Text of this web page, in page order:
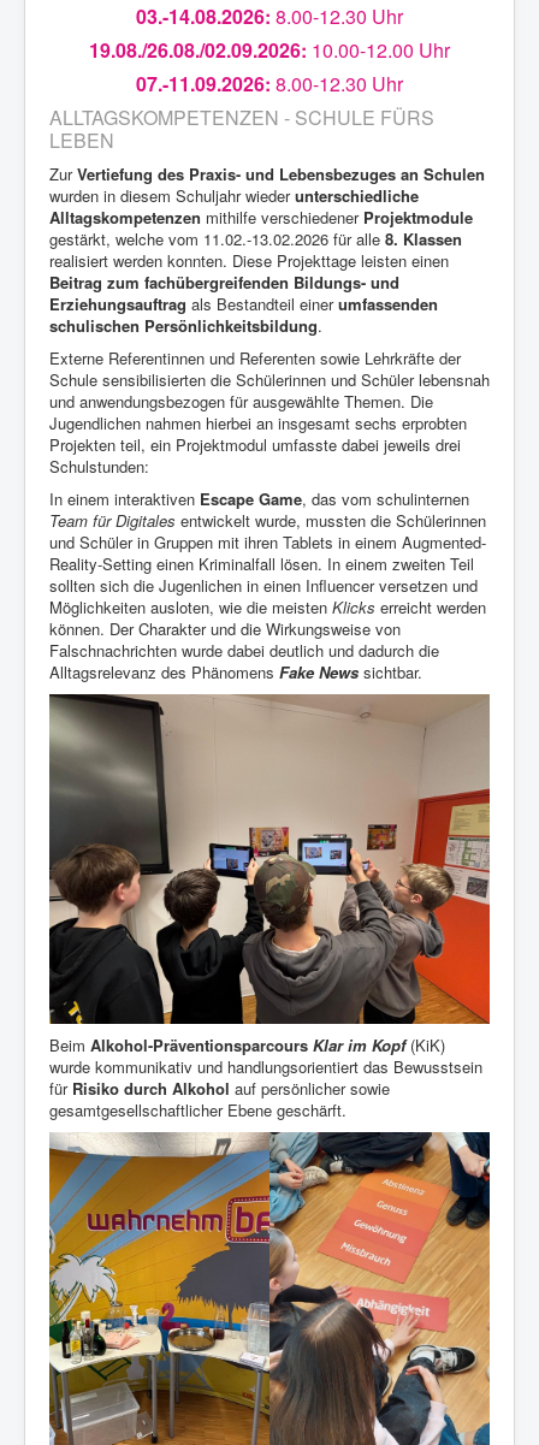
03.-14.08.2026: 8.00-12.30 Uhr
19.08./26.08./02.09.2026: 10.00-12.00 Uhr
07.-11.09.2026: 8.00-12.30 Uhr
ALLTAGSKOMPETENZEN - SCHULE FÜRS
LEBEN
ZurVertiefung des Praxis- und Lebensbezuges an Schulen
wurden in diesem Schuljahr wiederunterschiedliche
Alltagskompetenzen mithilfe verschiedener Projektmodule
gestärkt, welche vom 11.02.-13.02.2026 für alle 8. Klassen
realisiert werden konnten. Diese Projekttage leisten einen
Beitrag zum fachübergreifenden Bildungs- und
Erziehungsauftrag als Bestandteil einerumfassenden
schulischen Persönlichkeitsbildung.
Externe Referentinnen und Referenten sowie Lehrkräfte der
Schule sensibilisierten die Schülerinnen und Schüler lebensnah
und anwendungsbezogen für ausgewählte Themen. Die
Jugendlichen nahmen hierbei an insgesamt sechs erprobten
Projekten teil, ein Projektmodul umfasste dabei jeweils drei
Schulstunden:
In einem interaktiven Escape Game, das vom schulinternen
Team für Digitales entwickelt wurde, mussten die Schülerinnen
und Schüler in Gruppen mit ihren Tablets in einem Augmented-
Reality-Setting einen Kriminalfall lösen. In einem zweiten Teil
sollten sich die Jugenlichen in einen Influencer versetzen und
Möglichkeiten ausloten, wie die meisten Klicks erreicht werden
können. Der Charakter und die Wirkungsweise von
Falschnachrichten wurde dabei deutlich und dadurch die
Alltagsrelevanz des Phänomens Fake News sichtbar.
Beim Alkohol-Präventionsparcours Klar im Kopf(KiK)
wurde kommunikativ und handlungsorientiert das Bewusstsein
für Risiko durch Alkohol auf persönlicher sowie
gesamtgesellschaftlicher Ebene geschärft.